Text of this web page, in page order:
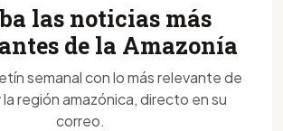
las noticias más
de la Amazonía
semanal con lo más relevante de
región amazónica, directo en su
correo.